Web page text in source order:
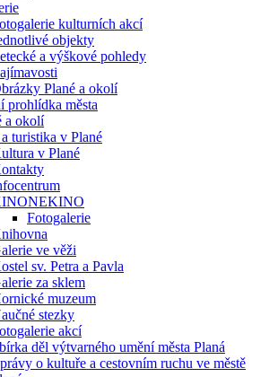
kulturních akcí
objekty
a výškové pohledy
Plané a okolí
prohlídka města
a okolí
turistika v Plané
v Plané
Fotogalerie
ve věži
sv. Petra a Pavla
za sklem
muzeum
stezky
akcí
děl výtvarného umění města Planá
o kultuře a cestovním ruchu ve městě